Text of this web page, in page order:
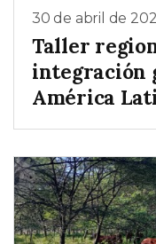
30 de abril de
Taller
integración
América